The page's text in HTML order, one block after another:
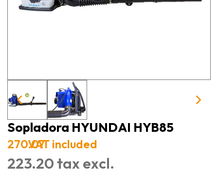
Sopladora HYUNDAI HYB85
270.07VAT included
223.20 tax excl.